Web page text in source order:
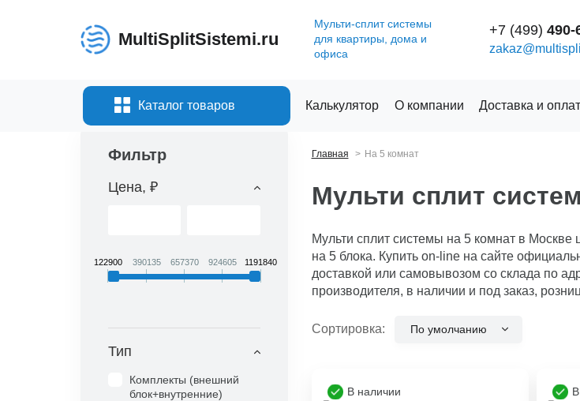
MultiSplitSistemi.ru
Мульти-сплит системы
для квартиры, дома и
офиса
+7 (499)490-
Каталог товаров Калькулятор О компании Доставка и
Фильтр
Цена, ₽
122900 390135 657370 924605 1191840
Тип
Комплекты (внешний
блок+внутренние)
Главная На 5 комнат
Мульти сплит
Мульти сплит системы на 5 комнат в Москве
на 5 блока. Купить on-line на сайте
доставкой или самовывозом со склада по
производителя, в наличии и под заказ,
Сортировка: По умолчанию
В наличии